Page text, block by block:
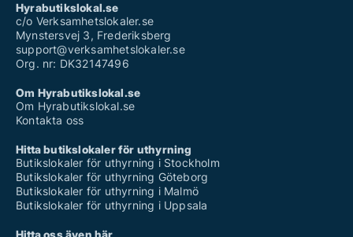
Hyrabutikslokal.se
c/o Verksamhetslokaler.se
Mynstersvej 3, Frederiksberg
support@verksamhetslokaler.se
Org. nr: DK32147496
Om Hyrabutikslokal.se
Om Hyrabutikslokal.se
Kontakta oss
Hitta butikslokaler för uthyrning
Butikslokaler för uthyrning i Stockholm
Butikslokaler för uthyrning Göteborg
Butikslokaler för uthyrning i Malmö
Butikslokaler för uthyrning i Uppsala